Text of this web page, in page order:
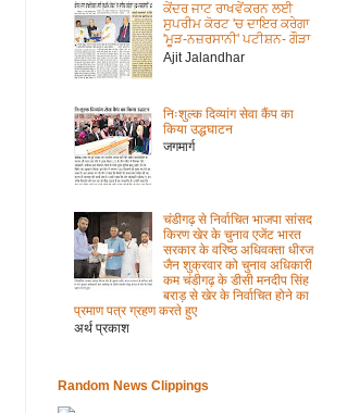
ਕੇਂਦਰ ਜਾਟ ਰਾਖਵੇਂਕਰਨ ਲਈ
ਸੁਪਰੀਮ ਕੋਰਟ 'ਚ ਦਾਇਰ ਕਰੇਗਾ
'ਮੂੜ-ਨਜ਼ਰਸਾਨੀ' ਪਟੀਸ਼ਨ- ਗੌੜਾ
Ajit Jalandhar
निःशुल्क दिव्यांग सेवा कैंप का
किया उद्धघाटन
जगमार्ग
चंडीगढ़ से निर्वाचित भाजपा सांसद
किरण खेर के चुनाव एजेंट भारत
सरकार के वरिष्ठ अधिवक्ता धीरज
जैन शुक्रवार को चुनाव अधिकारी
कम चंडीगढ़ के डीसी मनदीप सिंह
बराड़ से खेर के निर्वाचित होने का
प्रमाण पत्र ग्रहण करते हुए
अर्थ प्रकाश
Random News Clippings